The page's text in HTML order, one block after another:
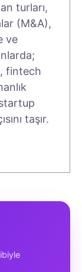
turları,
(M&A),
ve
fintech
taşır.